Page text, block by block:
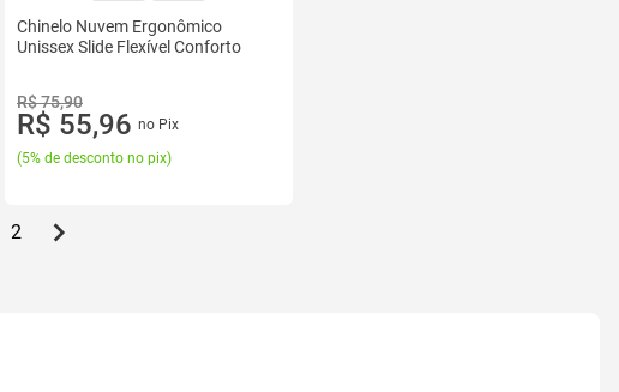
Chinelo Nuvem Ergonômico
Unissex Slide Flexível Conforto
R$ 75,90
R$ 55,96 no Pix
(5% de desconto no pix)
2